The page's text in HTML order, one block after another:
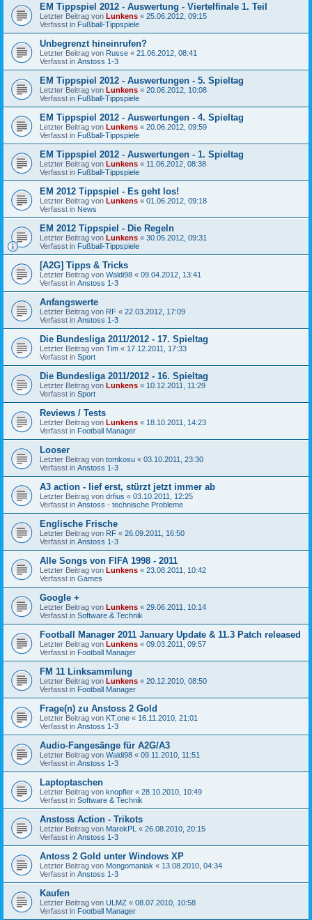
EM Tippspiel 2012 - Auswertung - Viertelfinale 1. Teil
Letzter Beitrag von Lunkens « 25.06.2012, 09:15
Verfasst in Fußball-Tippspiele
Unbegrenzt hineinrufen?
Letzter Beitrag von Russe « 21.06.2012, 08:41
Verfasst in Anstoss 1-3
EM Tippspiel 2012 - Auswertungen - 5. Spieltag
Letzter Beitrag von Lunkens « 20.06.2012, 10:08
Verfasst in Fußball-Tippspiele
EM Tippspiel 2012 - Auswertungen - 4. Spieltag
Letzter Beitrag von Lunkens « 20.06.2012, 09:59
Verfasst in Fußball-Tippspiele
EM Tippspiel 2012 - Auswertungen - 1. Spieltag
Letzter Beitrag von Lunkens « 11.06.2012, 08:38
Verfasst in Fußball-Tippspiele
EM 2012 Tippspiel - Es geht los!
Letzter Beitrag von Lunkens « 01.06.2012, 09:18
Verfasst in News
EM 2012 Tippspiel - Die Regeln
Letzter Beitrag von Lunkens « 30.05.2012, 09:31
Verfasst in Fußball-Tippspiele
[A2G] Tipps & Tricks
Letzter Beitrag von Waldi98 « 09.04.2012, 13:41
Verfasst in Anstoss 1-3
Anfangswerte
Letzter Beitrag von RF « 22.03.2012, 17:09
Verfasst in Anstoss 1-3
Die Bundesliga 2011/2012 - 17. Spieltag
Letzter Beitrag von Tim « 17.12.2011, 17:33
Verfasst in Sport
Die Bundesliga 2011/2012 - 16. Spieltag
Letzter Beitrag von Lunkens « 10.12.2011, 11:29
Verfasst in Sport
Reviews / Tests
Letzter Beitrag von Lunkens « 18.10.2011, 14:23
Verfasst in Football Manager
Looser
Letzter Beitrag von tomkosu « 03.10.2011, 23:30
Verfasst in Anstoss 1-3
A3 action - lief erst, stürzt jetzt immer ab
Letzter Beitrag von drfius « 03.10.2011, 12:25
Verfasst in Anstoss - technische Probleme
Englische Frische
Letzter Beitrag von RF « 26.09.2011, 16:50
Verfasst in Anstoss 1-3
Alle Songs von FIFA 1998 - 2011
Letzter Beitrag von Lunkens « 23.08.2011, 10:42
Verfasst in Games
Google +
Letzter Beitrag von Lunkens « 29.06.2011, 10:14
Verfasst in Software & Technik
Football Manager 2011 January Update & 11.3 Patch released
Letzter Beitrag von Lunkens « 09.03.2011, 09:57
Verfasst in Football Manager
FM 11 Linksammlung
Letzter Beitrag von Lunkens « 20.12.2010, 08:50
Verfasst in Football Manager
Frage(n) zu Anstoss 2 Gold
Letzter Beitrag von KT.one « 16.11.2010, 21:01
Verfasst in Anstoss 1-3
Audio-Fangesänge für A2G/A3
Letzter Beitrag von Waldi98 « 09.11.2010, 11:51
Verfasst in Anstoss 1-3
Laptoptaschen
Letzter Beitrag von knopfler « 28.10.2010, 10:49
Verfasst in Software & Technik
Anstoss Action - Trikots
Letzter Beitrag von MarekPL « 26.08.2010, 20:15
Verfasst in Anstoss 1-3
Antoss 2 Gold unter Windows XP
Letzter Beitrag von Mongomaniak « 13.08.2010, 04:34
Verfasst in Anstoss 1-3
Kaufen
Letzter Beitrag von ULMZ « 08.07.2010, 10:58
Verfasst in Football Manager